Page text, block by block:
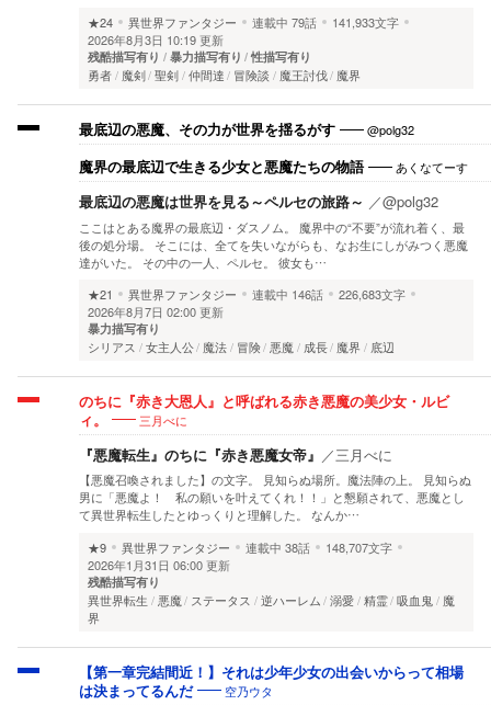
★24
異世界ファンタジー 連載中 79話
141,933文字
2026年8月3日 10:19 更新
残酷描写有り 暴力描写有り 性描写有り
勇者 魔剣 聖剣 仲間達 冒険談 魔王討伐 魔界
最底辺の悪魔、その力が世界を揺るがす @polg32
魔界の最底辺で生きる少女と悪魔たちの物語 あくなてーす
最底辺の悪魔は世界を見る～ペルセの旅路～ ／@polg32
ここはとある魔界の最底辺・ダスノム。 魔界中の“不要”が流れ着く、最
後の処分場。 そこには、全てを失いながらも、なお生にしがみつく悪魔
達がいた。 その中の一人、ペルセ。 彼女も…
★21
異世界ファンタジー 連載中 146話
226,683文字
2026年8月7日 02:00 更新
暴力描写有り
シリアス 女主人公 魔法 冒険 悪魔 成長 魔界 底辺
のちに『赤き大恩人』と呼ばれる赤き悪魔の美少女・ルビ
ィ。
三月べに
『悪魔転生』のちに『赤き悪魔女帝』 ／三月べに
【悪魔召喚されました】の文字。 見知らぬ場所。魔法陣の上。 見知らぬ
男に「悪魔よ！ 私の願いを叶えてくれ！！」と懇願されて、悪魔とし
て異世界転生したとゆっくりと理解した。 なんか…
★9
異世界ファンタジー 連載中 38話
148,707文字
2026年1月31日 06:00 更新
残酷描写有り
異世界転生 悪魔 ステータス 逆ハーレム 溺愛 精霊 吸血鬼
魔
界
【第一章完結間近！】それは少年少女の出会いからって相場
は決まってるんだ
空乃ウタ